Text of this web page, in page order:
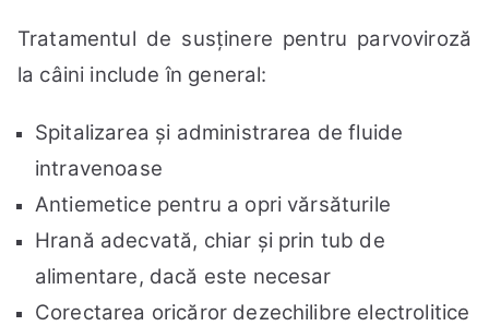
Tratamentul de susținere pentru parvoviroză
la câini include în general:
Spitalizarea și administrarea de fluide
intravenoase
Antiemetice pentru a opri vărsăturile
Hrană adecvată, chiar și prin tub de
alimentare, dacă este necesar
Corectarea oricăror dezechilibre electrolitice